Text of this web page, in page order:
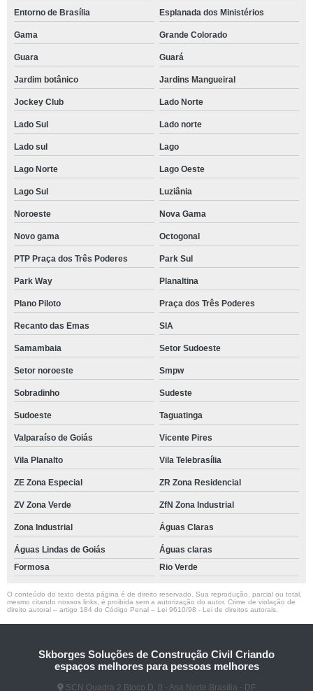
Entorno de Brasília Esplanada dos Ministérios
Gama Grande Colorado
Guara Guará
Jardim botânico Jardins Mangueiral
Jockey Club Lado Norte
Lado Sul Lado norte
Lado sul Lago
Lago Norte Lago Oeste
Lago Sul Luziânia
Noroeste Nova Gama
Novo gama Octogonal
PTP Praça dos Três Poderes Park Sul
Park Way Planaltina
Plano Piloto Praça dos Três Poderes
Recanto das Emas SIA
Samambaia Setor Sudoeste
Setor noroeste Smpw
Sobradinho Sudeste
Sudoeste Taguatinga
Valparaíso de Goiás Vicente Pires
Vila Planalto Vila Telebrasília
ZE Zona Especial ZR Zona Residencial
ZV Zona Verde ZfN Zona Industrial
Zona Industrial Águas Claras
Águas Lindas de Goiás
Águas claras
Formosa
Rio Verde
O conteúdo do texto desta página é de direito reservado. Sua reprodução, parcial ou total,
mesmo citando nossos links, é proibida sem a autorização do autor. Crime de violação de
direito autoral – artigo 184 do Código Penal – Lei 9610/98 - Lei de direitos autorais
Skborges Soluções de Construção Civil Criando
espaços melhores para pessoas melhores
SCN Quadra 2 Bloco D, 0 - Asa Norte Brasília - DF